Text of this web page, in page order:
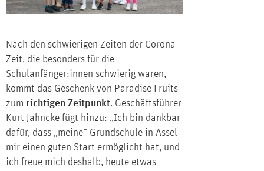
Nach den schwierigen Zeiten der Corona-
Zeit, die besonders für die
Schulanfänger:innen schwierig waren,
kommt das Geschenk von Paradise Fruits
zum richtigen Zeitpunkt. Geschäftsführer
Kurt Jahncke fügt hinzu: „Ich bin dankbar
dafür, dass „meine“ Grundschule in Assel
mir einen guten Start ermöglicht hat, und
ich freue mich deshalb, heute etwas